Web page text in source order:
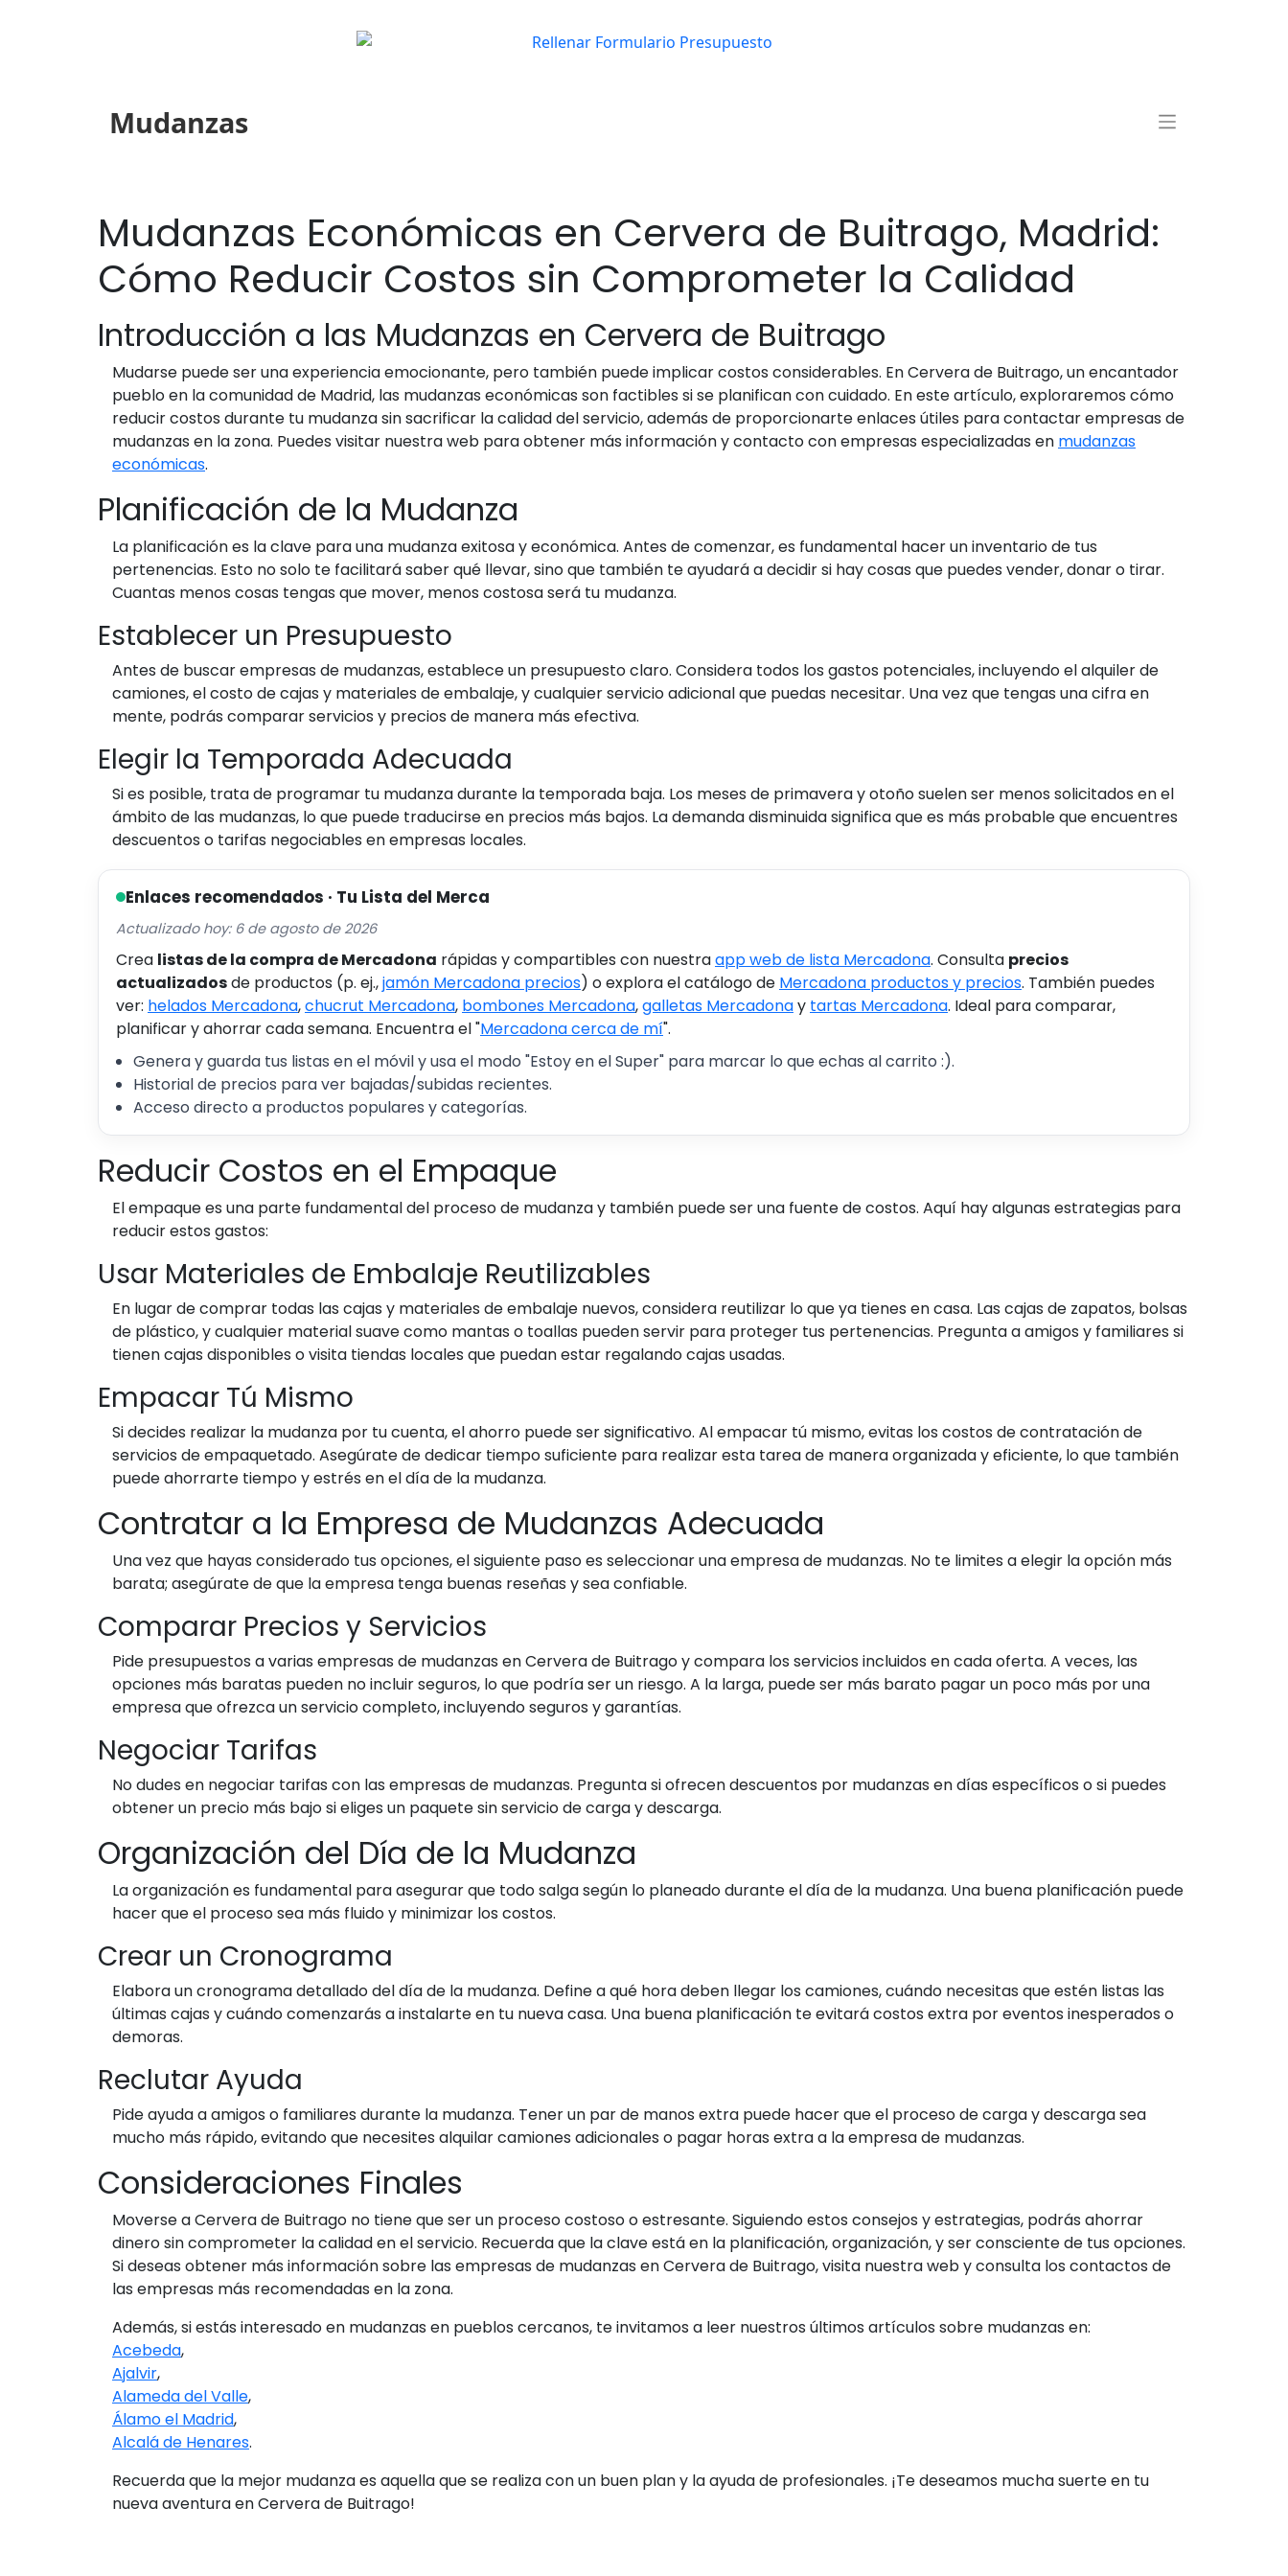
Mudanzas
Mudanzas Económicas en Cervera de Buitrago, Madrid:
Cómo Reducir Costos sin Comprometer la Calidad
Introducción a las Mudanzas en Cervera de Buitrago
Mudarse puede ser una experiencia emocionante, pero también puede implicar costos considerables. En Cervera de Buitrago, un encantador
pueblo en la comunidad de Madrid, las mudanzas económicas son factibles si se planifican con cuidado. En este artículo, exploraremos cómo
reducir costos durante tu mudanza sin sacrificar la calidad del servicio, además de proporcionarte enlaces útiles para contactar empresas de
mudanzas en la zona. Puedes visitar nuestra web para obtener más información y contacto con empresas especializadas en mudanzas
económicas.
Planificación de la Mudanza
La planificación es la clave para una mudanza exitosa y económica. Antes de comenzar, es fundamental hacer un inventario de tus
pertenencias. Esto no solo te facilitará saber qué llevar, sino que también te ayudará a decidir si hay cosas que puedes vender, donar o tirar.
Cuantas menos cosas tengas que mover, menos costosa será tu mudanza.
Establecer un Presupuesto
Antes de buscar empresas de mudanzas, establece un presupuesto claro. Considera todos los gastos potenciales, incluyendo el alquiler de
camiones, el costo de cajas y materiales de embalaje, y cualquier servicio adicional que puedas necesitar. Una vez que tengas una cifra en
mente, podrás comparar servicios y precios de manera más efectiva.
Elegir la Temporada Adecuada
Si es posible, trata de programar tu mudanza durante la temporada baja. Los meses de primavera y otoño suelen ser menos solicitados en el
ámbito de las mudanzas, lo que puede traducirse en precios más bajos. La demanda disminuida significa que es más probable que encuentres
descuentos o tarifas negociables en empresas locales.
Enlaces recomendados · Tu Lista del Merca
Actualizado hoy: 6 de agosto de 2026
Crea listas de la compra de Mercadona rápidas y compartibles con nuestraapp web de lista Mercadona. Consulta precios
actualizadosde productos (p. ej.,jamón Mercadona precios) o explora el catálogo de Mercadona productos y precios. También puedes
ver: helados Mercadona,chucrut Mercadona, bombones Mercadona,galletas Mercadonay tartas Mercadona. Ideal para comparar,
planificar y ahorrar cada semana. Encuentra el "Mercadona cerca de mí".
Genera y guarda tus listas en el móvil y usa el modo "Estoy en el Super" para marcar lo que echas al carrito :).
Historial de precios para ver bajadas/subidas recientes.
Acceso directo a productos populares y categorías.
Reducir Costos en el Empaque
El empaque es una parte fundamental del proceso de mudanza y también puede ser una fuente de costos. Aquí hay algunas estrategias para
reducir estos gastos:
Usar Materiales de Embalaje Reutilizables
En lugar de comprar todas las cajas y materiales de embalaje nuevos, considera reutilizar lo que ya tienes en casa. Las cajas de zapatos, bolsas
de plástico, y cualquier material suave como mantas o toallas pueden servir para proteger tus pertenencias. Pregunta a amigos y familiares si
tienen cajas disponibles o visita tiendas locales que puedan estar regalando cajas usadas.
Empacar Tú Mismo
Si decides realizar la mudanza por tu cuenta, el ahorro puede ser significativo. Al empacar tú mismo, evitas los costos de contratación de
servicios de empaquetado. Asegúrate de dedicar tiempo suficiente para realizar esta tarea de manera organizada y eficiente, lo que también
puede ahorrarte tiempo y estrés en el día de la mudanza.
Contratar a la Empresa de Mudanzas Adecuada
Una vez que hayas considerado tus opciones, el siguiente paso es seleccionar una empresa de mudanzas. No te limites a elegir la opción más
barata; asegúrate de que la empresa tenga buenas reseñas y sea confiable.
Comparar Precios y Servicios
Pide presupuestos a varias empresas de mudanzas en Cervera de Buitrago y compara los servicios incluidos en cada oferta. A veces, las
opciones más baratas pueden no incluir seguros, lo que podría ser un riesgo. A la larga, puede ser más barato pagar un poco más por una
empresa que ofrezca un servicio completo, incluyendo seguros y garantías.
Negociar Tarifas
No dudes en negociar tarifas con las empresas de mudanzas. Pregunta si ofrecen descuentos por mudanzas en días específicos o si puedes
obtener un precio más bajo si eliges un paquete sin servicio de carga y descarga.
Organización del Día de la Mudanza
La organización es fundamental para asegurar que todo salga según lo planeado durante el día de la mudanza. Una buena planificación puede
hacer que el proceso sea más fluido y minimizar los costos.
Crear un Cronograma
Elabora un cronograma detallado del día de la mudanza. Define a qué hora deben llegar los camiones, cuándo necesitas que estén listas las
últimas cajas y cuándo comenzarás a instalarte en tu nueva casa. Una buena planificación te evitará costos extra por eventos inesperados o
demoras.
Reclutar Ayuda
Pide ayuda a amigos o familiares durante la mudanza. Tener un par de manos extra puede hacer que el proceso de carga y descarga sea
mucho más rápido, evitando que necesites alquilar camiones adicionales o pagar horas extra a la empresa de mudanzas.
Consideraciones Finales
Moverse a Cervera de Buitrago no tiene que ser un proceso costoso o estresante. Siguiendo estos consejos y estrategias, podrás ahorrar
dinero sin comprometer la calidad en el servicio. Recuerda que la clave está en la planificación, organización, y ser consciente de tus opciones.
Si deseas obtener más información sobre las empresas de mudanzas en Cervera de Buitrago, visita nuestra web y consulta los contactos de
las empresas más recomendadas en la zona.
Además, si estás interesado en mudanzas en pueblos cercanos, te invitamos a leer nuestros últimos artículos sobre mudanzas en:
Acebeda,
Ajalvir,
Alameda del Valle,
Álamo el Madrid,
Alcalá de Henares.
Recuerda que la mejor mudanza es aquella que se realiza con un buen plan y la ayuda de profesionales. ¡Te deseamos mucha suerte en tu
nueva aventura en Cervera de Buitrago!